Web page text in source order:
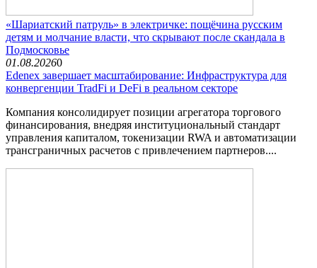
«Шариатский патруль» в электричке: пощёчина русским
детям и молчание власти, что скрывают после скандала в
Подмосковье
01.08.20260
Edenex завершает масштабирование: Инфраструктура для
конвергенции TradFi и DeFi в реальном секторе
Компания консолидирует позиции агрегатора торгового
финансирования, внедряя институциональный стандарт
управления капиталом, токенизации RWA и автоматизации
трансграничных расчетов с привлечением партнеров....